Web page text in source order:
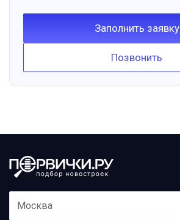
Заполнить заявку
Позвонить
Москва